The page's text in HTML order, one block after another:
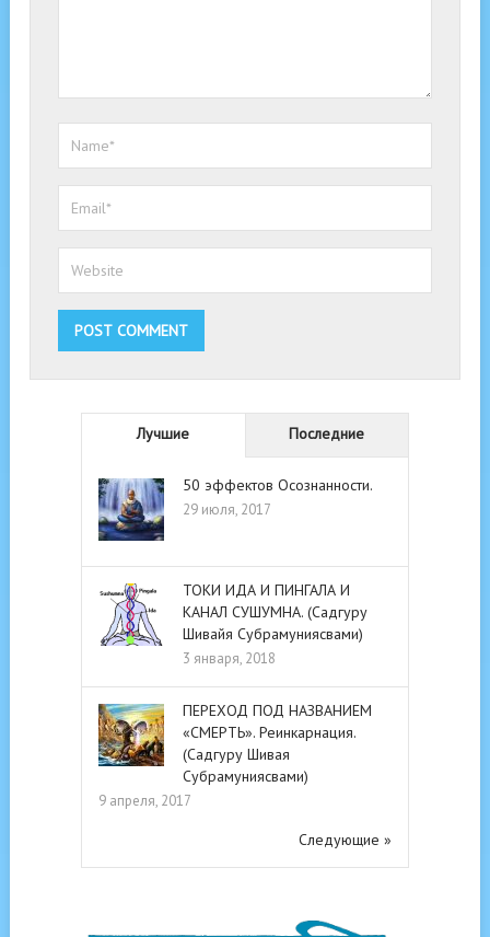
Лучшие Последние
50 эффектов Осознанности.
29 июля, 2017
ТОКИ ИДА И ПИНГАЛА И
КАНАЛ СУШУМНА. (Садгуру
Шивайя Субрамуниясвами)
3 января, 2018
ПЕРЕХОД ПОД НАЗВАНИЕМ
«СМЕРТЬ». Реинкарнация.
(Садгуру Шивая
Субрамуниясвами)
9 апреля, 2017
Следующие »